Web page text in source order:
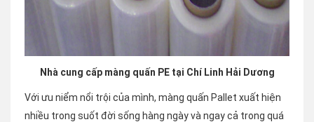
Nhà cung cấp màng quấn PE tại Chí Linh Hải Dương
Với ưu niểm nổi trội của mình, màng quấn Pallet xuất hiện
nhiều trong suốt đời sống hàng ngày và ngay cả trong quá